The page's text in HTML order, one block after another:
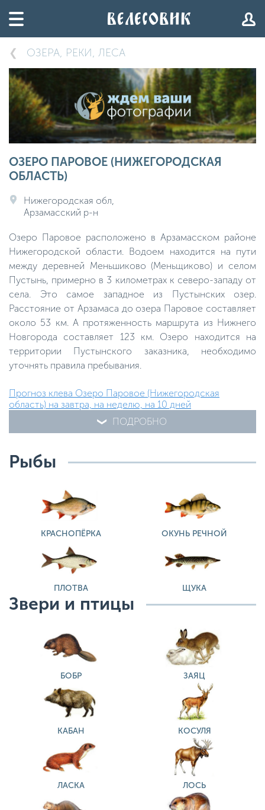
ОЗЕРА, РЕКИ, ЛЕСА
ОЗЕРО ПАРОВОЕ (НИЖЕГОРОДСКАЯ
ОБЛАСТЬ)
Нижегородская обл,
Арзамасский р-н
Озеро Паровое расположено в Арзамасском районе
Нижегородской области. Водоем находится на пути
между деревней Меньшиково (Меньщиково) и селом
Пустынь, примерно в 3 километрах к северо-западу от
села. Это самое западное из Пустынских озер.
Расстояние от Арзамаса до озера Паровое составляет
около 53 км. А протяженность маршрута из Нижнего
Новгорода составляет 123 км. Озеро находится на
территории Пустынского заказника, необходимо
уточнять правила пребывания.
Прогноз клева Озеро Паровое (Нижегородская
область) на завтра, на неделю, на 10 дней
ПОДРОБНО
Рыбы
КРАСНОПЁРКА ОКУНЬ РЕЧНОЙ
ПЛОТВА ЩУКА
Звери и птицы
БОБР ЗАЯЦ
КАБАН КОСУЛЯ
ЛАСКА ЛОСЬ